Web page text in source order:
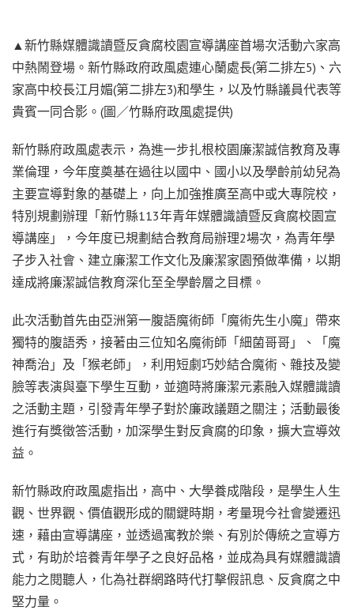
▲新竹縣媒體識讀暨反貪腐校園宣導講座首場次活動六家高
中熱鬧登場。新竹縣政府政風處連心蘭處長(第二排左5)、六
家高中校長江月媚(第二排左3)和學生，以及竹縣議員代表等
貴賓一同合影。(圖／竹縣府政風處提供)
新竹縣府政風處表示，為進一步扎根校園廉潔誠信教育及專
業倫理，今年度奠基在過往以國中、國小以及學齡前幼兒為
主要宣導對象的基礎上，向上加強推廣至高中或大專院校，
特別規劃辦理「新竹縣113年青年媒體識讀暨反貪腐校園宣
導講座」，今年度已規劃結合教育局辦理2場次，為青年學
子步入社會、建立廉潔工作文化及廉潔家園預做準備，以期
達成將廉潔誠信教育深化至全學齡層之目標。
此次活動首先由亞洲第一腹語魔術師「魔術先生小魔」帶來
獨特的腹語秀，接著由三位知名魔術師「細菌哥哥」、「魔
神喬治」及「猴老師」，利用短劇巧妙結合魔術、雜技及變
臉等表演與臺下學生互動，並適時將廉潔元素融入媒體識讀
之活動主題，引發青年學子對於廉政議題之關注；活動最後
進行有獎徵答活動，加深學生對反貪腐的印象，擴大宣導效
益。
新竹縣政府政風處指出，高中、大學養成階段，是學生人生
觀、世界觀、價值觀形成的關鍵時期，考量現今社會變遷迅
速，藉由宣導講座，並透過寓教於樂、有別於傳統之宣導方
式，有助於培養青年學子之良好品格，並成為具有媒體識讀
能力之閱聽人，化為社群網路時代打擊假訊息、反貪腐之中
堅力量。